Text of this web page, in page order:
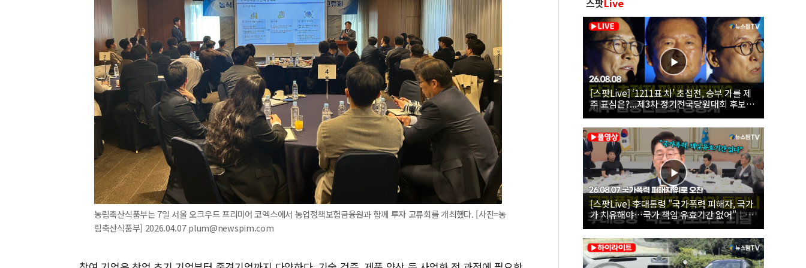
농림축산식품부는 7일 서울 오크우드 프리미어 코엑스에서 농업정책보험금융원과 함께 투자 교류회를 개최했다. [사진=농
림축산식품부] 2026.04.07 plum@newspim.com
스팟Live
[스팟Live] ‘1211표 차’ 초접전, 승부 가를 제
주 표심은?...제3차 정기전국당원대회 후보자
제주 합동연설회 생중계 | 26.08.08
[스팟Live] 李대통령 "국가폭력 피해자, 국가
가 치유해야…국가 책임 유효기간 없어"｜
26.08.07 국가폭력 피해자 위로 오찬